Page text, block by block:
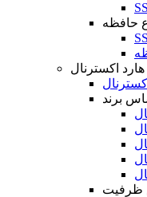
هارد اکسترنال
برند
ظرفیت